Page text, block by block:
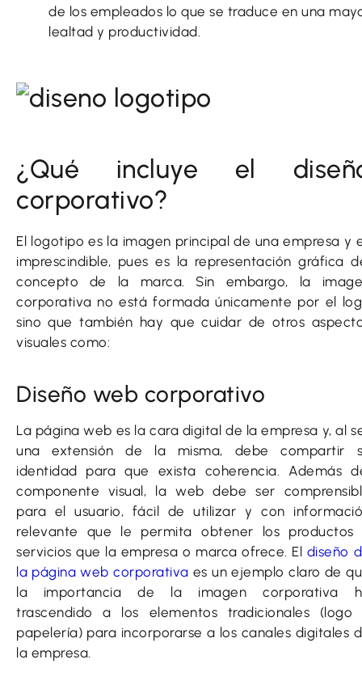
de los empleados lo que se traduce en una
lealtad y productividad.
¿Qué incluye el
corporativo?
El logotipo es la imagen principal de una empresa y
imprescindible, pues es la representación gráfica
concepto de la marca. Sin embargo, la
corporativa no está formada únicamente por el
sino que también hay que cuidar de otros
visuales como:
Diseño web corporativo
La página web es la cara digital de la empresa y, al
una extensión de la misma, debe compartir
identidad para que exista coherencia. Además
componente visual, la web debe ser
para el usuario, fácil de utilizar y con
relevante que le permita obtener los productos
servicios que la empresa o marca ofrece. El diseño
la página web corporativa es un ejemplo claro de
la importancia de la imagen corporativa
trascendido a los elementos tradicionales (logo
papelería) para incorporarse a los canales digitales
la empresa.